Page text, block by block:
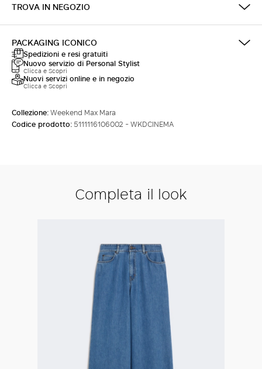
TROVA IN NEGOZIO
PACKAGING ICONICO
Spedizioni e resi gratuiti
Nuovo servizio di Personal Stylist
Clicca e Scopri
Nuovi servizi online e in negozio
Clicca e Scopri
Collezione:Weekend Max Mara
Codice prodotto:5111116106002 - WKDCINEMA
Completa il look